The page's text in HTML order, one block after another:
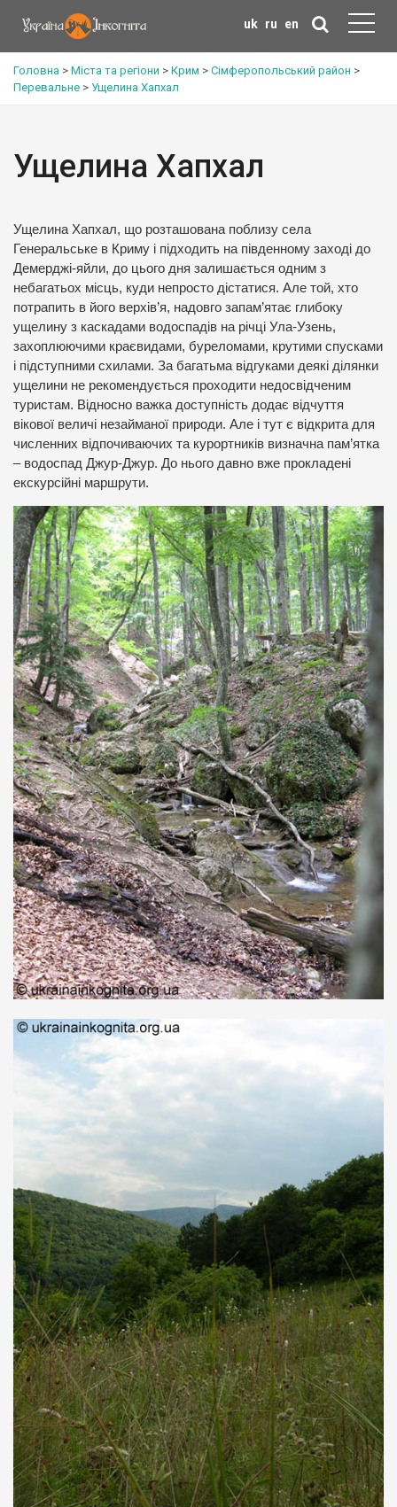
uk ru en
Головна > Міста та регіони > Крим > Сімферопольський район >
Перевальне > Ущелина Хапхал
Ущелина Хапхал
Ущелина Хапхал, що розташована поблизу села
Генеральське в Криму і підходить на південному заході до
Демерджі-яйли, до цього дня залишається одним з
небагатьох місць, куди непросто дістатися. Але той, хто
потрапить в його верхів’я, надовго запам’ятає глибоку
ущелину з каскадами водоспадів на річці Ула-Узень,
захоплюючими краєвидами, буреломами, крутими спусками
і підступними схилами. За багатьма відгуками деякі ділянки
ущелини не рекомендується проходити недосвідченим
туристам. Відносно важка доступність додає відчуття
вікової величі незайманої природи. Але і тут є відкрита для
численних відпочиваючих та курортників визначна пам’ятка
– водоспад Джур-Джур. До нього давно вже прокладені
екскурсійні маршрути.